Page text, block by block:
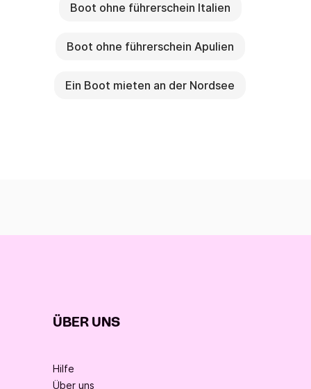
Boot ohne führerschein Italien
Boot ohne führerschein Apulien
Ein Boot mieten an der Nordsee
ÜBER UNS
Hilfe
Über uns